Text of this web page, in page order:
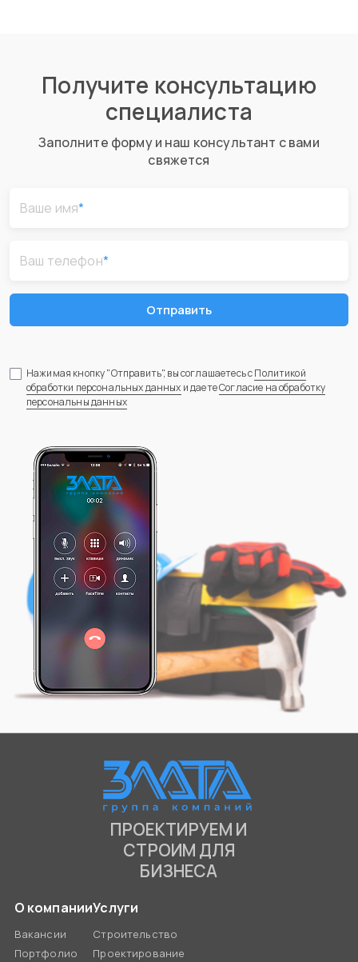
Получите консультацию
специалиста
Заполните форму и наш консультант с вами
свяжется
Ваше имя*
Ваш телефон*
Отправить
Нажимая кнопку "Отправить", вы соглашаетесь сПолитикой
обработки персональных данных и даетеСогласие на обработку
персональны данных
ПРОЕКТИРУЕМ И
СТРОИМ ДЛЯ
БИЗНЕСА
О компании
Вакансии
Портфолио
Услуги
Строительство
Проектирование